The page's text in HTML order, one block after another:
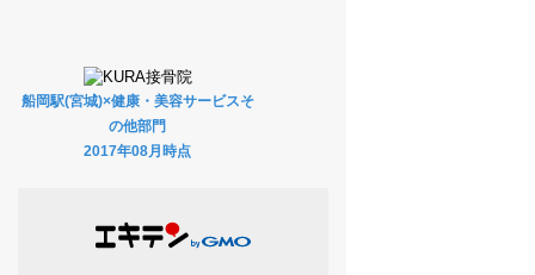
船岡駅(宮城)×健康・美容サービスそ
の他部門
2017年08月時点